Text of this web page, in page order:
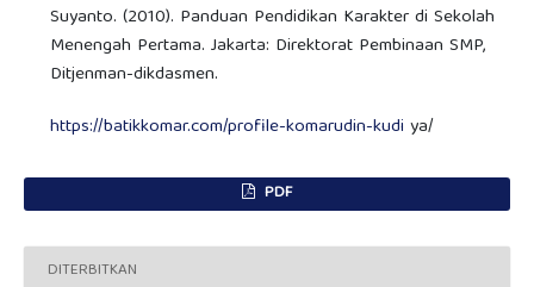
Suyanto. (2010). Panduan Pendidikan Karakter di Sekolah
Menengah Pertama. Jakarta: Direktorat Pembinaan SMP,
Ditjenman-dikdasmen.
https://batikkomar.com/profile-komarudin-kudi ya/
PDF
DITERBITKAN